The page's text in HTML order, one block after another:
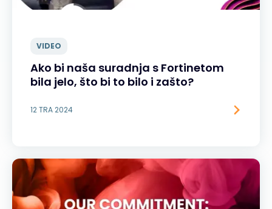
VIDEO
Ako bi naša suradnja s Fortinetom
bila jelo, što bi to bilo i zašto?
12 TRA 2024